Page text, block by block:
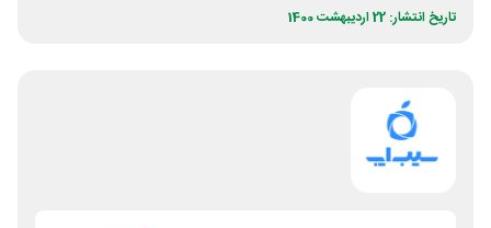
تاریخ انتشار: 22 اردیبهشت 1400